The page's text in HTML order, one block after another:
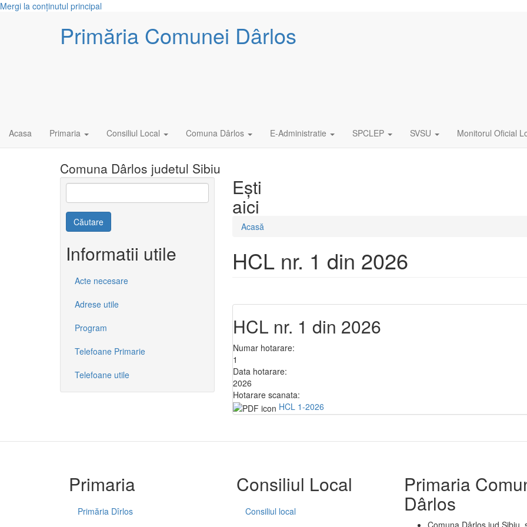
Mergi la conţinutul principal
Primăria Comunei Dârlos
Acasa Primaria Consiliul Local Comuna Dârlos E-Administratie SPCLEP SVSU Monitorul Oficial
Comuna Dârlos judetul Sibiu
Eşti
aici
Acasă
HCL nr. 1 din 2026
HCL nr. 1 din 2026
Numar hotarare:
1
Data hotarare:
2026
Hotarare scanata:
HCL 1-2026
Căutare
Informatii utile
Acte necesare
Adrese utile
Program
Telefoane Primarie
Telefoane utile
Primaria
Primăria Dîrlos
Consiliul Local
Consiliul local
Primaria
Dârlos
Comuna Dârlos jud Sibiu,